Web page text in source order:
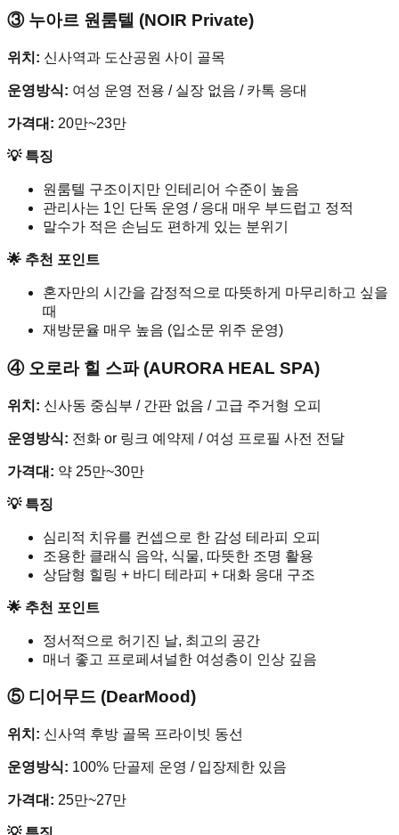
③ 누아르 원룸텔 (NOIR Private)
위치: 신사역과 도산공원 사이 골목
운영방식: 여성 운영 전용 / 실장 없음 / 카톡 응대
가격대: 20만~23만
💡 특징
원룸텔 구조이지만 인테리어 수준이 높음
관리사는 1인 단독 운영 / 응대 매우 부드럽고 정적
말수가 적은 손님도 편하게 있는 분위기
🌟 추천 포인트
혼자만의 시간을 감정적으로 따뜻하게 마무리하고 싶을
때
재방문율 매우 높음 (입소문 위주 운영)
④ 오로라 힐 스파 (AURORA HEAL SPA)
위치: 신사동 중심부 / 간판 없음 / 고급 주거형 오피
운영방식: 전화 or 링크 예약제 / 여성 프로필 사전 전달
가격대: 약 25만~30만
💡 특징
심리적 치유를 컨셉으로 한 감성 테라피 오피
조용한 클래식 음악, 식물, 따뜻한 조명 활용
상담형 힐링 + 바디 테라피 + 대화 응대 구조
🌟 추천 포인트
정서적으로 허기진 날, 최고의 공간
매너 좋고 프로페셔널한 여성층이 인상 깊음
⑤ 디어무드 (DearMood)
위치: 신사역 후방 골목 프라이빗 동선
운영방식: 100% 단골제 운영 / 입장제한 있음
가격대: 25만~27만